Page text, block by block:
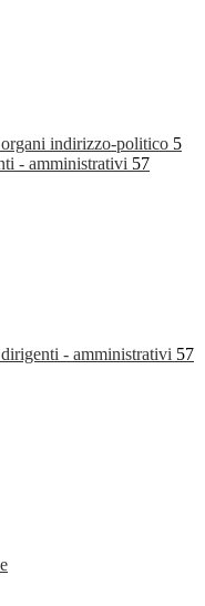
indirizzo-politico 5
- amministrativi 57
- amministrativi 57